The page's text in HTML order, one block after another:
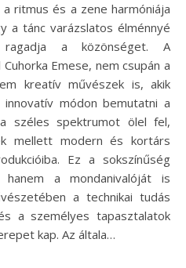
ritmus és a zene harmóniája
a tánc varázslatos élménnyé
a közönséget. A
Emese, nem csupán a
kreatív művészek is, akik
módon bemutatni a
széles spektrumot ölel fel,
mellett modern és kortárs
Ez a sokszínűség
a mondanivalóját is
a technikai tudás
a személyes tapasztalatok
kap. Az általa…